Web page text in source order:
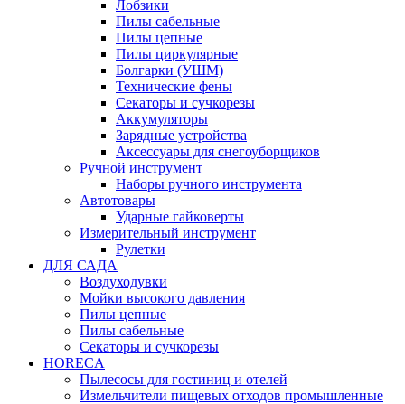
Лобзики
Пилы сабельные
Пилы цепные
Пилы циркулярные
Болгарки (УШМ)
Технические фены
Секаторы и сучкорезы
Аккумуляторы
Зарядные устройства
Аксессуары для снегоуборщиков
Ручной инструмент
Наборы ручного инструмента
Автотовары
Ударные гайковерты
Измерительный инструмент
Рулетки
ДЛЯ САДА
Воздуходувки
Мойки высокого давления
Пилы цепные
Пилы сабельные
Секаторы и сучкорезы
HORECA
Пылесосы для гостиниц и отелей
Измельчители пищевых отходов промышленные